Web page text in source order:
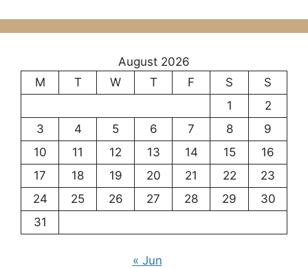
August 2026
M
T W T F S
S
1
2
3
4 5 6 7 8
9
10
11 12 13 14 15
16
17
18 19 20 21 22
23
24
25 26 27 28 29
30
31
« Jun